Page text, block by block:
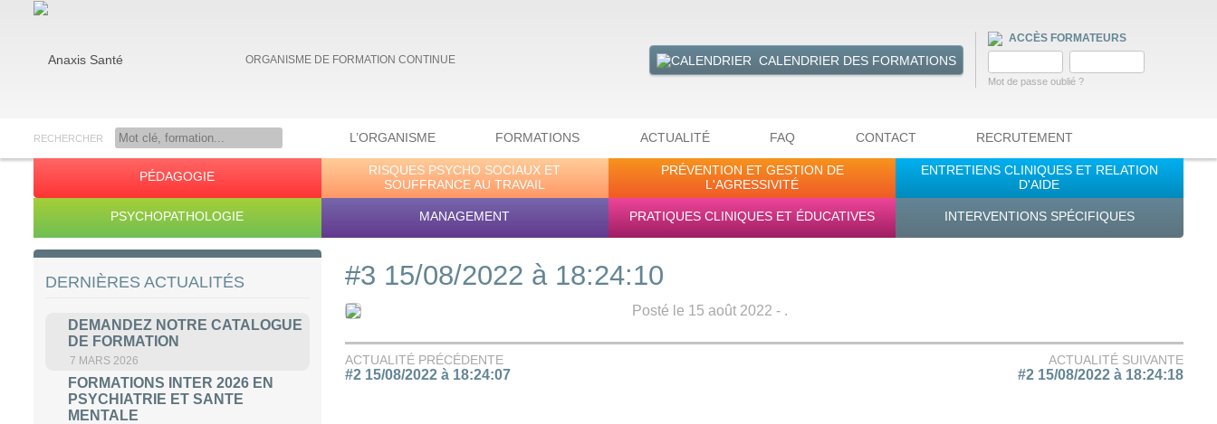
ORGANISME DE FORMATION CONTINUE CALENDRIER DES FORMATIONS
ACCÈS FORMATEURS
Mot de passe oublié ?
RECHERCHER L’ORGANISME FORMATIONS ACTUALITÉ FAQ CONTACT RECRUTEMENT
PÉDAGOGIE
RISQUES PSYCHO SOCIAUX ET
SOUFFRANCE AU TRAVAIL
PRÉVENTION ET GESTION DE
L'AGRESSIVITÉ
ENTRETIENS CLINIQUES ET RELATION
D'AIDE
PSYCHOPATHOLOGIE MANAGEMENT PRATIQUES CLINIQUES ET ÉDUCATIVES INTERVENTIONS SPÉCIFIQUES
#3 15/08/2022 à 18:24:10
Posté le 15 août 2022 - .
ACTUALITÉ PRÉCÉDENTE
#2 15/08/2022 à 18:24:07
ACTUALITÉ SUIVANTE
#2 15/08/2022 à 18:24:18
DERNIÈRES ACTUALITÉS
DEMANDEZ NOTRE CATALOGUE
DE FORMATION
7 MARS 2026
FORMATIONS INTER 2026 EN
PSYCHIATRIE ET SANTE
MENTALE